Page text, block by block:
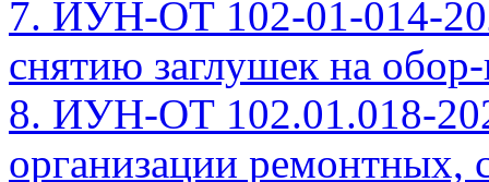
7. ИУН-ОТ 102-01-014-
снятию заглушек на
8. ИУН-ОТ 102.01.018-
организации ремонтных,